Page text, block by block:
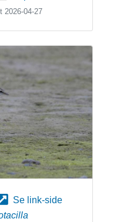
2026-04-27
Se link-side